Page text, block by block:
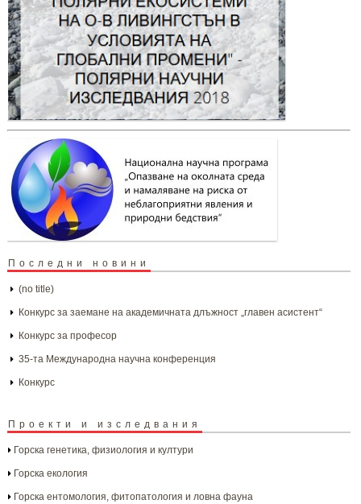
Последни новини
(no title)
Конкурс за заемане на академичната длъжност „главен асистент“
Конкурс за професор
35-та Международна научна конференция
Конкурс
Проекти и изследвания
Горска генетика, физиология и култури
Горска екология
Горска ентомология, фитопатология и ловна фауна